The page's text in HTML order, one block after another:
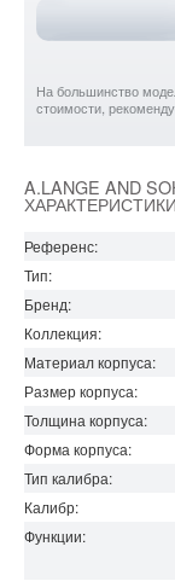
На большинство
стоимости,
A.LANGE AND
Референс:
Тип:
Бренд:
Коллекция:
Материал корпуса:
Размер корпуса:
Толщина корпуса:
Форма корпуса:
Тип калибра:
Калибр:
Функции: